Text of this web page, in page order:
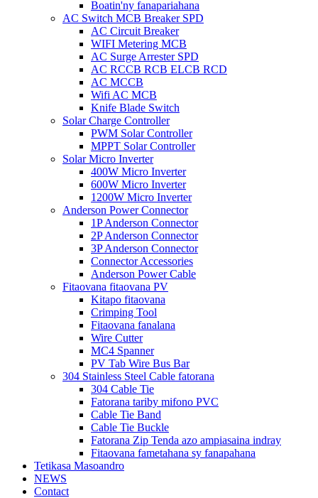
Boatin'ny fanapariahana
AC Switch MCB Breaker SPD
AC Circuit Breaker
WIFI Metering MCB
AC Surge Arrester SPD
AC RCCB RCB ELCB RCD
AC MCCB
Wifi AC MCB
Knife Blade Switch
Solar Charge Controller
PWM Solar Controller
MPPT Solar Controller
Solar Micro Inverter
400W Micro Inverter
600W Micro Inverter
1200W Micro Inverter
Anderson Power Connector
1P Anderson Connector
2P Anderson Connector
3P Anderson Connector
Connector Accessories
Anderson Power Cable
Fitaovana fitaovana PV
Kitapo fitaovana
Crimping Tool
Fitaovana fanalana
Wire Cutter
MC4 Spanner
PV Tab Wire Bus Bar
304 Stainless Steel Cable fatorana
304 Cable Tie
Fatorana tariby mifono PVC
Cable Tie Band
Cable Tie Buckle
Fatorana Zip Tenda azo ampiasaina indray
Fitaovana fametahana sy fanapahana
Tetikasa Masoandro
NEWS
Contact